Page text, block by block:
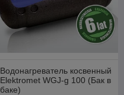
Водонагреватель косвенный
Elektromet WGJ-g 100 (Бак в
баке)